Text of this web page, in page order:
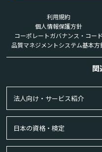
利用規約
個人情報保護方針
コーポレートガバナンス・コード
品質マネジメントシステム基本方
関
法人向け・サービス紹介
日本の資格・検定